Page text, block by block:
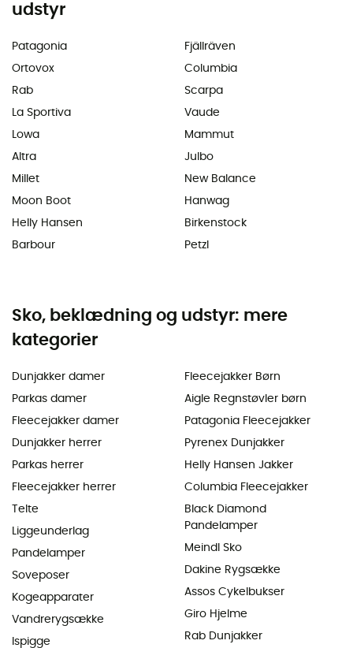
udstyr
Patagonia
Ortovox
Rab
La Sportiva
Lowa
Altra
Millet
Moon Boot
Helly Hansen
Barbour
Fjällräven
Columbia
Scarpa
Vaude
Mammut
Julbo
New Balance
Hanwag
Birkenstock
Petzl
Sko, beklædning og udstyr: mere
kategorier
Dunjakker damer
Parkas damer
Fleecejakker damer
Dunjakker herrer
Parkas herrer
Fleecejakker herrer
Telte
Liggeunderlag
Pandelamper
Soveposer
Kogeapparater
Vandrerygsække
Ispigge
Fleecejakker Børn
Aigle Regnstøvler børn
Patagonia Fleecejakker
Pyrenex Dunjakker
Helly Hansen Jakker
Columbia Fleecejakker
Black Diamond
Pandelamper
Meindl Sko
Dakine Rygsække
Assos Cykelbukser
Giro Hjelme
Rab Dunjakker